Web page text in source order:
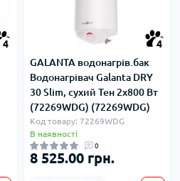
4
4
GALANTA водонагрів.бак
Водонагрівач Galanta DRY
30 Slim, сухий Тен 2x800 Вт
(72269WDG) (72269WDG)
Код товару: 72269WDG
В наявності
0
8 525.00 грн.